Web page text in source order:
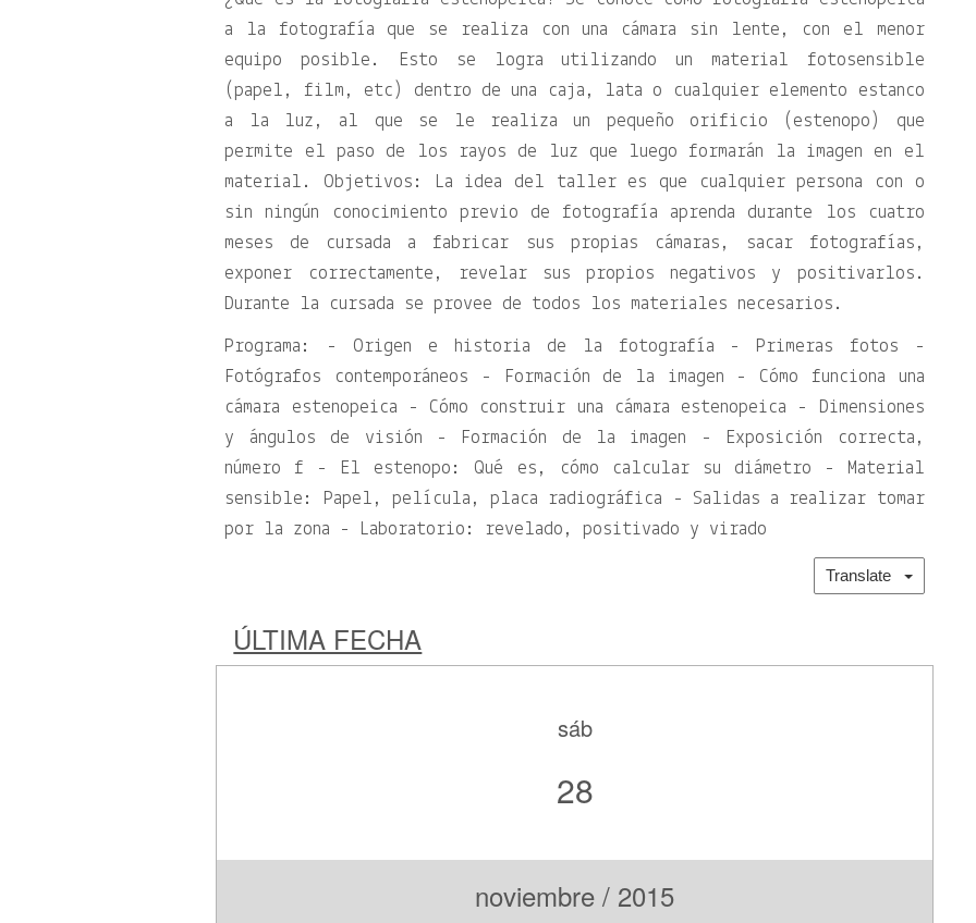
a la fotografía que se realiza con una cámara sin lente, con el menor
equipo posible. Esto se logra utilizando un material fotosensible
(papel, film, etc) dentro de una caja, lata o cualquier elemento estanco
a la luz, al que se le realiza un pequeño orificio (estenopo) que
permite el paso de los rayos de luz que luego formarán la imagen en el
material. Objetivos: La idea del taller es que cualquier persona con o
sin ningún conocimiento previo de fotografía aprenda durante los cuatro
meses de cursada a fabricar sus propias cámaras, sacar fotografías,
exponer correctamente, revelar sus propios negativos y positivarlos.
Durante la cursada se provee de todos los materiales necesarios.
Programa: - Origen e historia de la fotografía - Primeras fotos -
Fotógrafos contemporáneos - Formación de la imagen - Cómo funciona una
cámara estenopeica - Cómo construir una cámara estenopeica - Dimensiones
y ángulos de visión - Formación de la imagen - Exposición correcta,
número f - El estenopo: Qué es, cómo calcular su diámetro - Material
sensible: Papel, película, placa radiográfica - Salidas a realizar tomar
por la zona - Laboratorio: revelado, positivado y virado
Translate
ÚLTIMA FECHA
sáb
28
noviembre / 2015